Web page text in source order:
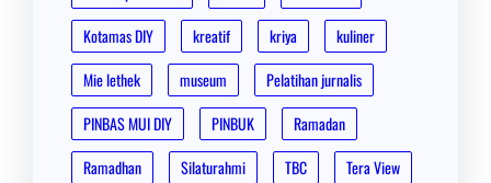
Kotamas DIY
kreatif kriya
kuliner
Mie lethek
museum
Pelatihan jurnalis
PINBAS MUI DIY
PINBUK
Ramadan
Ramadhan
Silaturahmi TBC
Tera View